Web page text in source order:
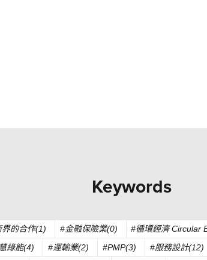
Keywords
的合作(1) #金融保險業(0) #循環經濟 Circular
綠能(4) #運輸業(2) #PMP(3) #服務設計(12)